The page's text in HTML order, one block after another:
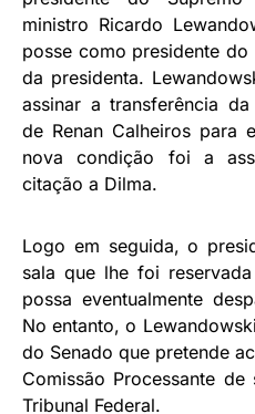
ministro Ricardo
posse como presidente
da presidenta.
assinar a transferência
de Renan Calheiros para
nova condição foi a
citação a Dilma.
Logo em seguida, o
sala que lhe foi
possa eventualmente
No entanto, o
do Senado que pretende
Comissão Processante
Tribunal Federal.